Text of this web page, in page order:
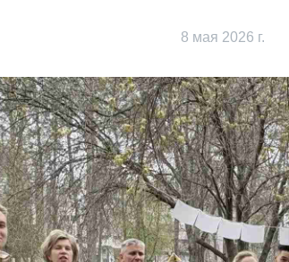
8 мая 2026 г.